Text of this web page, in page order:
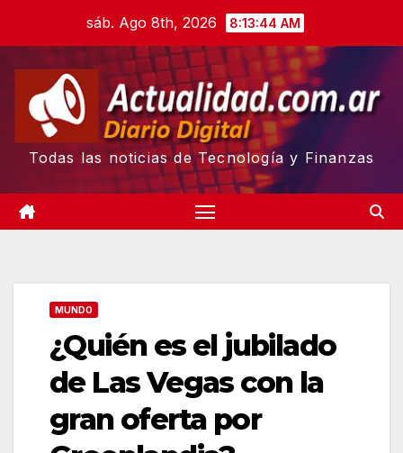
content
sáb. Ago 8th, 2026 8:13:45 AM
Todas las noticias de Tecnología y Finanzas
MUNDO
¿Quién es el jubilado
de Las Vegas con la
gran oferta por